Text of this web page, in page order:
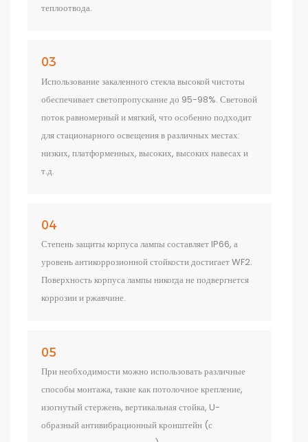
теплоотвода.
03
Использование закаленного стекла высокой чистоты
обеспечивает светопропускание до 95-98%. Световой
поток равномерный и мягкий, что особенно подходит
для стационарного освещения в различных местах:
низких, платформенных, высоких, высоких навесах и
т.д.
04
Степень защиты корпуса лампы составляет IP66, а
уровень антикоррозионной стойкости достигает WF2.
Поверхность корпуса лампы никогда не подвергнется
коррозии и ржавчине.
05
При необходимости можно использовать различные
способы монтажа, такие как потолочное крепление,
изогнутый стержень, вертикальная стойка, U-
образный антивибрационный кронштейн (с